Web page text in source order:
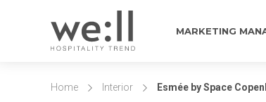
MARKETING
Home Interior Esmée by Space